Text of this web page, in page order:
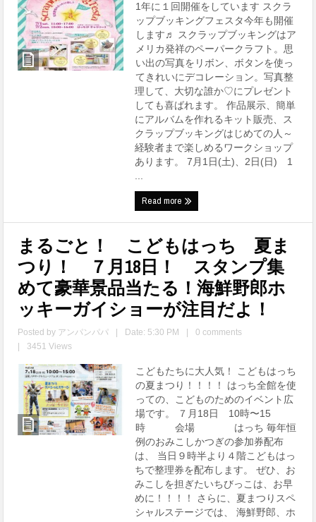
1年に１回開催をしています スクラ
ップブッキングフェスタ今年も開催
します♬ スクラップブッキングはア
メリカ発祥のペーパークラフト。思
い出の写真をリボン、ボタンを使っ
てきれいにデコレーション。写真整
理して、大切な誰か♡にプレゼント
しても喜ばれます。 作品展示、簡単
にアルバムを作れるキット販売、ス
クラップブッキングはじめての人～
経験者まで楽しめるワークショップ
あります。 7月1日(土)、2日(日) 1
...
Read more
まるごと！ こどもはっち 夏ま
つり！ ７月18日！ スタンプ集
めて豪華景品当たる！海鮮野郎ホ
ッキーガイショーが注目だよ！
Posted by アンパンパパ Date: 5:30 PM
0 comments
3451 Views
こどもたちに大人気！ こどもはっち
の夏まつり！！！！ はっち全館を使
っての、こどものためのイベント広
場です。 ７月18日 10時〜15
時 会場 はっち 毎年恒
例のおみこしかつぎの参加券配布
は、 当日９時半より４階こどもはっ
ちで整理券を配布します。 ぜひ、お
みこしを担ぎたいちびっこは、お早
めに！！！！ さらに、夏まつりスペ
シャルステージでは、 海鮮野郎、ホ